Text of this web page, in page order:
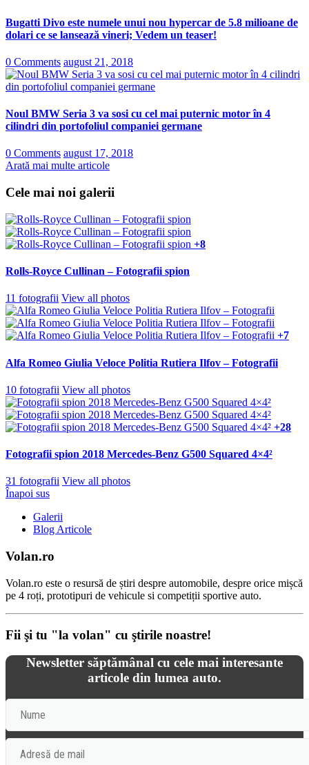
Bugatti Divo este numele unui nou hypercar de 5.8 milioane de
dolari ce se lansează vineri; Vedem un teaser!
0 Comments august 21, 2018
Noul BMW Seria 3 va sosi cu cel mai puternic motor în 4
cilindri din portofoliul companiei germane
0 Comments august 17, 2018
Arată mai multe articole
Cele mai noi galerii
+8
Rolls-Royce Cullinan – Fotografii spion
11 fotografii View all photos
+7
Alfa Romeo Giulia Veloce Politia Rutiera Ilfov – Fotografii
10 fotografii View all photos
+28
Fotografii spion 2018 Mercedes-Benz G500 Squared 4×4²
31 fotografii View all photos
Înapoi sus
Galerii
Blog Articole
Volan.ro
Volan.ro este o resursă de știri despre automobile, despre orice mișcă
pe 4 roți, prototipuri de vehicule si competiții sportive auto.
Fii şi tu "la volan" cu ştirile noastre!
Newsletter săptămânal cu cele mai interesante
articole din lumea auto.